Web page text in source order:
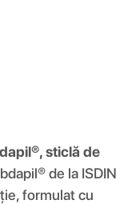
sticlă de
de la ISDIN
formulat cu